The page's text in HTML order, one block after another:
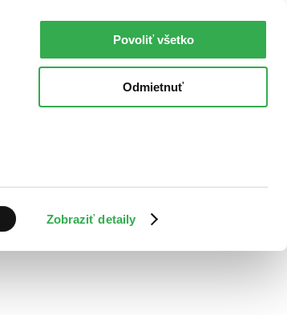
Zobraziť detaily
Povoliť všetko
Odmietnuť